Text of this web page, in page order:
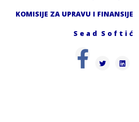
KOMISIJE ZA UPRAVU I FINANSIJE
S e a d S o f t i ć